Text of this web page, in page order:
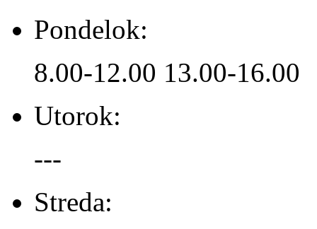
Pondelok:
8.00-12.00 13.00-16.00
Utorok:
---
Streda: